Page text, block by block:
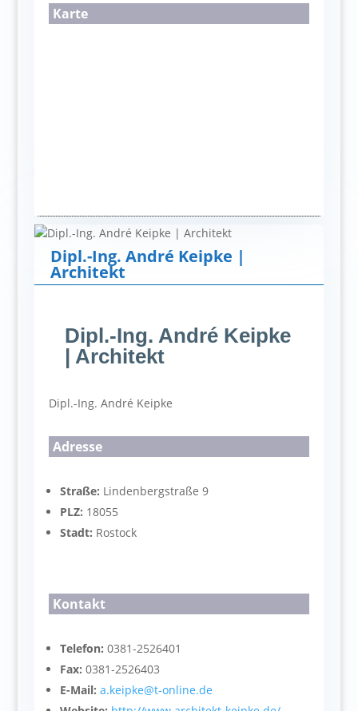
Karte
Dipl.-Ing. André Keipke |
Architekt
Dipl.-Ing. André Keipke
| Architekt
Dipl.-Ing. André Keipke
Adresse
Straße: Lindenbergstraße 9
PLZ: 18055
Stadt: Rostock
Kontakt
Telefon: 0381-2526401
Fax: 0381-2526403
E-Mail: a.keipke@t-online.de